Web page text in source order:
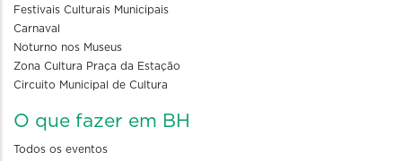
Festivais Culturais Municipais
Carnaval
Noturno nos Museus
Zona Cultura Praça da Estação
Circuito Municipal de Cultura
O que fazer em BH
Todos os eventos